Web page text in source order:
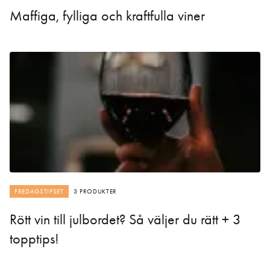
Maffiga, fylliga och kraftfulla viner
FREDAGSTIPSET 3 PRODUKTER
Rött vin till julbordet? Så väljer du rätt + 3
topptips!